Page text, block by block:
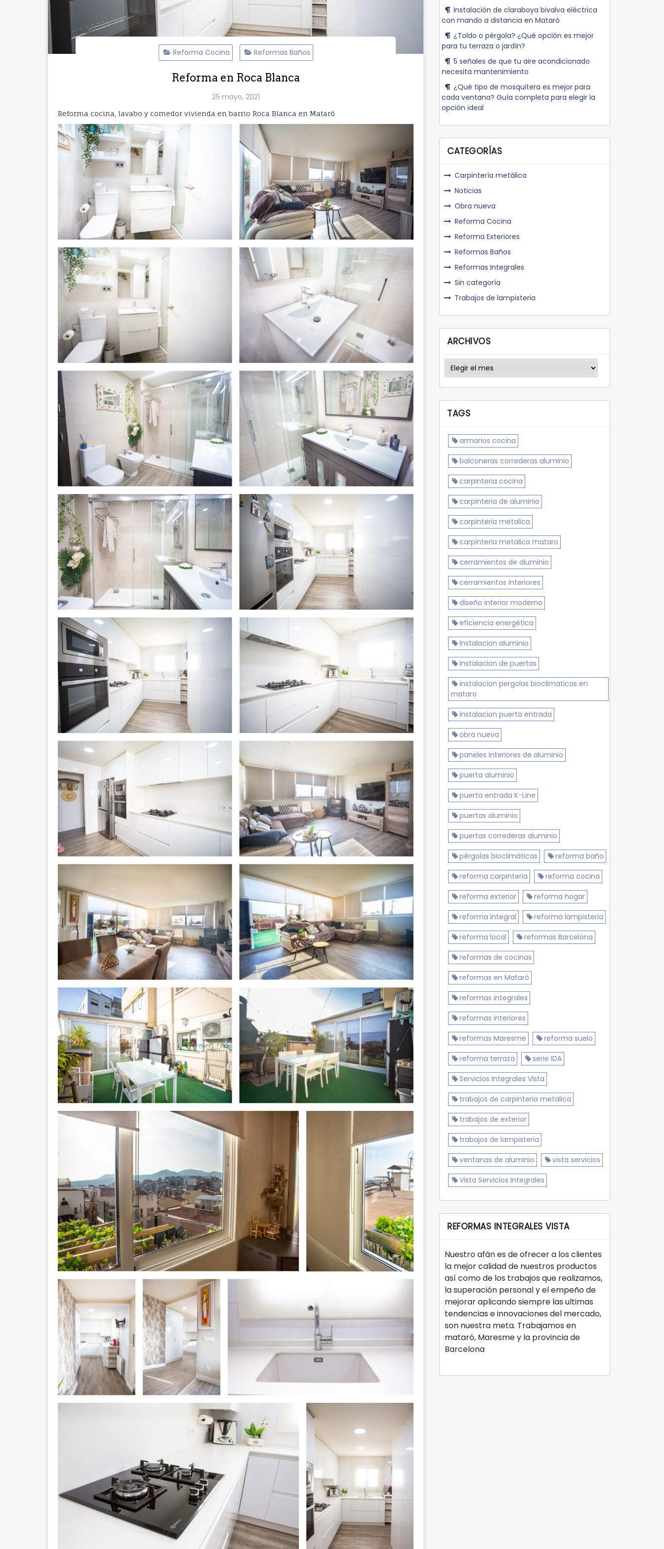
Reforma Cocina Reformas Baños
Reforma en Roca Blanca
25 mayo, 2021
Reforma cocina, lavabo y comedor vivienda en barrio Roca Blanca en Mataró
Instalación de claraboya bivalva eléctrica
con mando a distancia en Mataró
¿Toldo o pérgola? ¿Qué opción es mejor
para tu terraza o jardín?
5 señales de que tu aire acondicionado
necesita mantenimiento
¿Qué tipo de mosquitera es mejor para
cada ventana? Guía completa para elegir la
opción ideal
CATEGORÍAS
Carpintería metálica
Noticias
Obra nueva
Reforma Cocina
Reforma Exteriores
Reformas Baños
Reformas Integrales
Sin categoría
Trabajos de lampisteria
ARCHIVOS
Archivos
TAGS
armarios cocina
balconeras correderas aluminio
carpinteria cocina
carpinteria de aluminio
carpinteria metalica
carpinteria metalica mataro
cerramientos de aluminio
cerramientos interiores
diseño interior moderno
eficiencia energética
instalacion aluminio
instalacion de puertas
instalacion pergolas bioclimaticas en
mataro
instalacion puerta entrada
obra nueva
paneles interiores de aluminio
puerta aluminio
puerta entrada K-Line
puertas aluminio
puertas correderas aluminio
pérgolas bioclimáticas reforma baño
reforma carpinteria reforma cocina
reforma exterior reforma hogar
reforma integral reforma lampisteria
reforma local reformas Barcelona
reformas de cocinas
reformas en Mataró
reformas integrales
reformas interiores
reformas Maresme reforma suelo
reforma terraza serie IDA
Servicios Integrales Vista
trabajos de carpinteria metalica
trabajos de exterior
trabajos de lampisteria
ventanas de aluminio vista servicios
Vista Servicios Integrales
REFORMAS INTEGRALES VISTA
Nuestro afán es de ofrecer a los clientes
la mejor calidad de nuestros productos
así como de los trabajos que realizamos,
la superación personal y el empeño de
mejorar aplicando siempre las ultimas
tendencias e innovaciones del mercado,
son nuestra meta. Trabajamos en
mataró, Maresme y la provincia de
Barcelona